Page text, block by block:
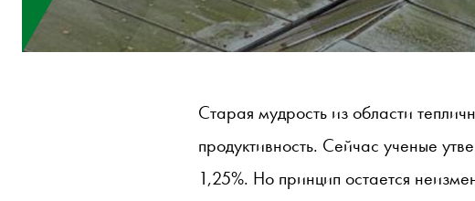
Старая мудрость из области
продуктивность. Сейчас ученые
1,25%. Но принцип остается